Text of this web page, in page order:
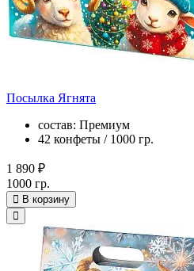
Посылка Ягнята
состав: Премиум
42 конфеты / 1000 гр.
1 890 ₽
1000 гр.
В корзину